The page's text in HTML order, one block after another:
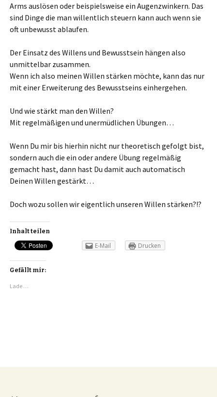
Arms auslösen oder beispielsweise ein Augenzwinkern. Das
sind Dinge die man willentlich steuern kann auch wenn sie
oft unbewusst ablaufen.
Der Einsatz des Willens und Bewusstsein hängen also
unmittelbar zusammen.
Wenn ich also meinen Willen stärken möchte, kann das nur
mit einer Erweiterung des Bewusstseins einhergehen.
Und wie stärkt man den Willen?
Mit regelmäßigen und unermüdlichen Übungen…
Wenn Du mir bis hierhin nicht nur theoretisch gefolgt bist,
sondern auch die ein oder andere Übung regelmäßig
gemacht hast, dann hast Du damit auch automatisch
Deinen Willen gestärkt…
Doch wozu sollen wir eigentlich unseren Willen stärken?!?
Inhalt teilen
E-Mail Drucken
Gefällt mir:
Lade …